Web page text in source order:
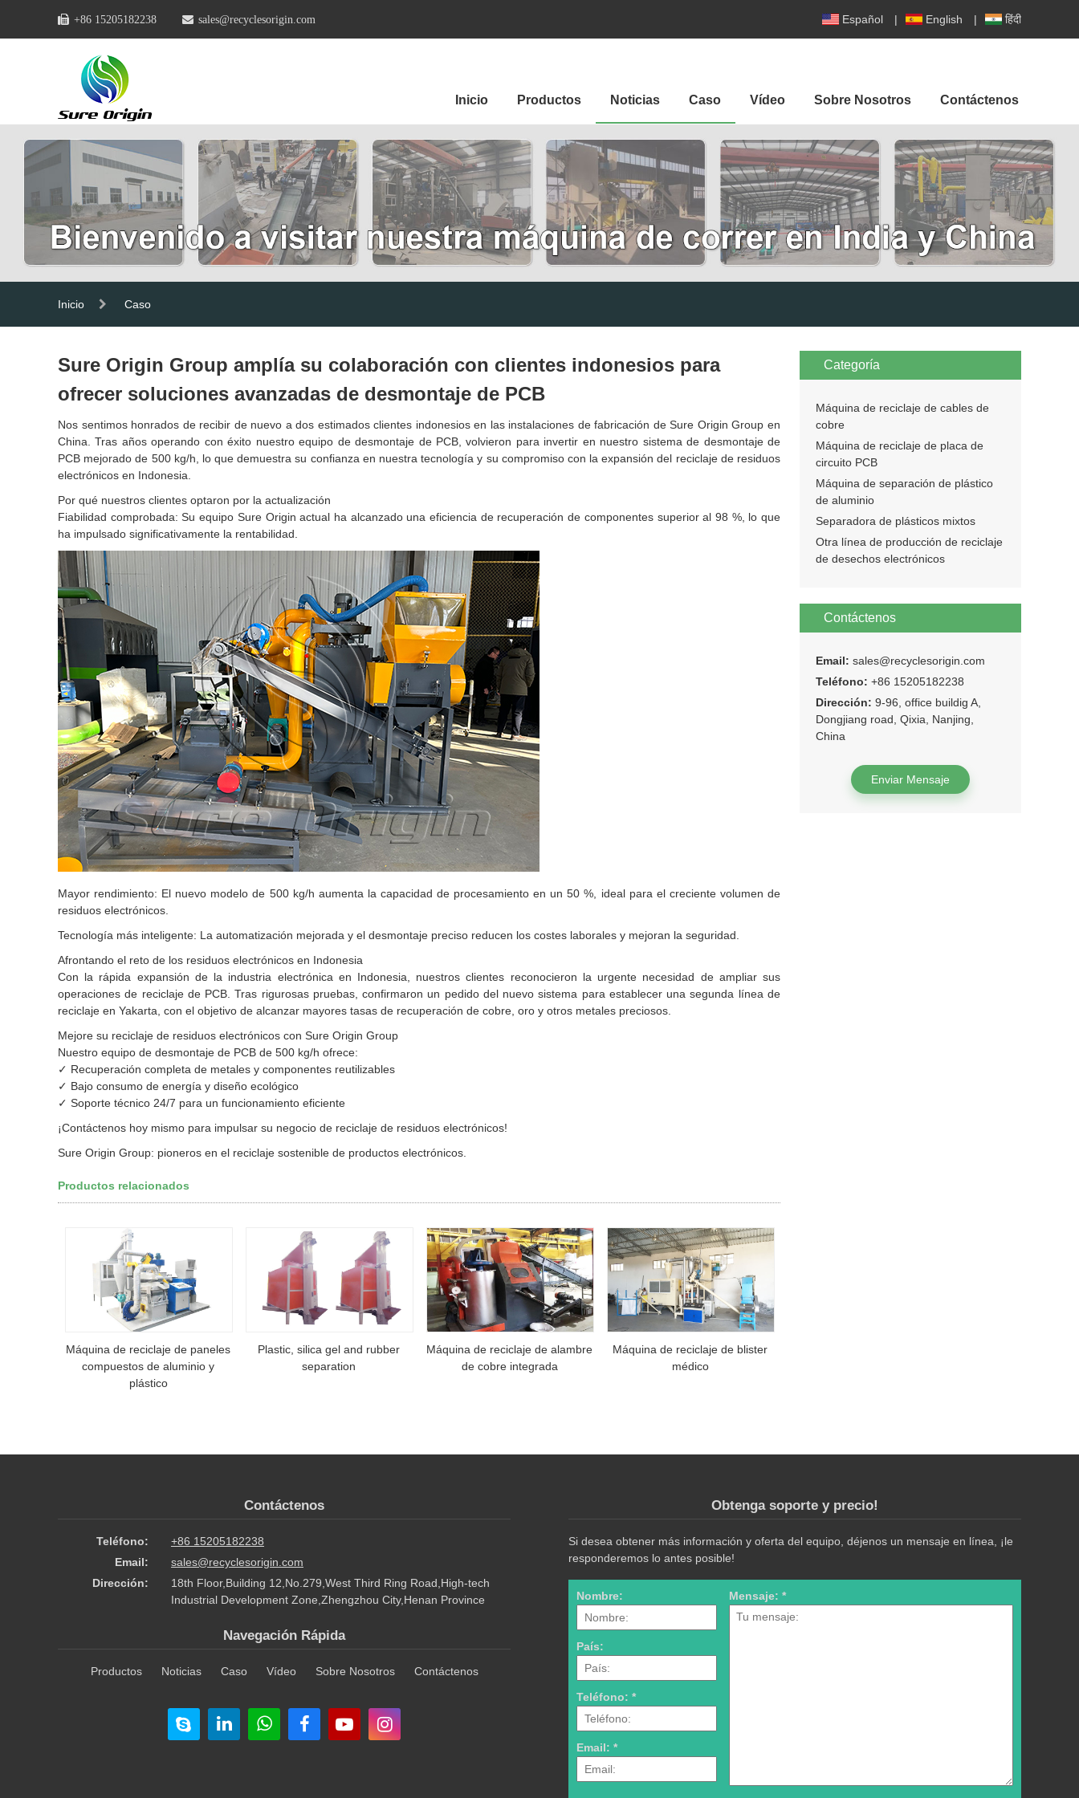
+86 15205182238 sales@recyclesorigin.com Español | English | हिंदी
Inicio Productos Noticias Caso Vídeo Sobre Nosotros Contáctenos
Inicio Caso
Sure Origin Group amplía su colaboración con clientes indonesios para
ofrecer soluciones avanzadas de desmontaje de PCB
Nos sentimos honrados de recibir de nuevo a dos estimados clientes indonesios en las instalaciones de fabricación de Sure Origin Group en
China. Tras años operando con éxito nuestro equipo de desmontaje de PCB, volvieron para invertir en nuestro sistema de desmontaje de
PCB mejorado de 500 kg/h, lo que demuestra su confianza en nuestra tecnología y su compromiso con la expansión del reciclaje de residuos
electrónicos en Indonesia.
Por qué nuestros clientes optaron por la actualización
Fiabilidad comprobada: Su equipo Sure Origin actual ha alcanzado una eficiencia de recuperación de componentes superior al 98 %, lo que
ha impulsado significativamente la rentabilidad.
Mayor rendimiento: El nuevo modelo de 500 kg/h aumenta la capacidad de procesamiento en un 50 %, ideal para el creciente volumen de
residuos electrónicos.
Tecnología más inteligente: La automatización mejorada y el desmontaje preciso reducen los costes laborales y mejoran la seguridad.
Afrontando el reto de los residuos electrónicos en Indonesia
Con la rápida expansión de la industria electrónica en Indonesia, nuestros clientes reconocieron la urgente necesidad de ampliar sus
operaciones de reciclaje de PCB. Tras rigurosas pruebas, confirmaron un pedido del nuevo sistema para establecer una segunda línea de
reciclaje en Yakarta, con el objetivo de alcanzar mayores tasas de recuperación de cobre, oro y otros metales preciosos.
Mejore su reciclaje de residuos electrónicos con Sure Origin Group
Nuestro equipo de desmontaje de PCB de 500 kg/h ofrece:
✓ Recuperación completa de metales y componentes reutilizables
✓ Bajo consumo de energía y diseño ecológico
✓ Soporte técnico 24/7 para un funcionamiento eficiente
¡Contáctenos hoy mismo para impulsar su negocio de reciclaje de residuos electrónicos!
Sure Origin Group: pioneros en el reciclaje sostenible de productos electrónicos.
Productos relacionados
Máquina de reciclaje de paneles
compuestos de aluminio y
plástico
Plastic, silica gel and rubber
separation
Máquina de reciclaje de alambre
de cobre integrada
Máquina de reciclaje de blister
médico
Categoría
Máquina de reciclaje de cables de
cobre
Máquina de reciclaje de placa de
circuito PCB
Máquina de separación de plástico
de aluminio
Separadora de plásticos mixtos
Otra línea de producción de reciclaje
de desechos electrónicos
Contáctenos
Email: sales@recyclesorigin.com
Teléfono: +86 15205182238
Dirección: 9-96, office buildig A,
Dongjiang road, Qixia, Nanjing,
China
Enviar Mensaje
Contáctenos
Teléfono:
+86 15205182238
Email:
sales@recyclesorigin.com
Dirección:
18th Floor,Building 12,No.279,West Third Ring Road,High-tech
Industrial Development Zone,Zhengzhou City,Henan Province
Navegación Rápida
Productos Noticias Caso Vídeo Sobre Nosotros Contáctenos
Obtenga soporte y precio!
Si desea obtener más información y oferta del equipo, déjenos un mensaje en línea, ¡le
responderemos lo antes posible!
Nombre:
País:
Teléfono: *
Email: *
Mensaje: *